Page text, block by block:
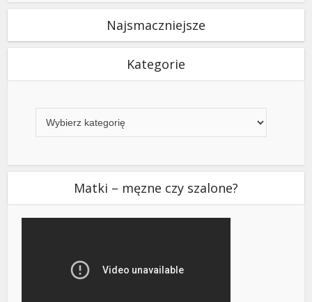
Najsmaczniejsze
Kategorie
Matki – męzne czy szalone?